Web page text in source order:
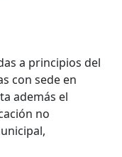
a principios del
con sede en
además el
no